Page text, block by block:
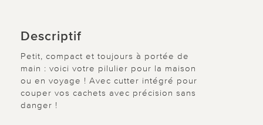
Descriptif
Petit, compact et toujours à portée de
main : voici votre pilulier pour la maison
ou en voyage ! Avec cutter intégré pour
couper vos cachets avec précision sans
danger !